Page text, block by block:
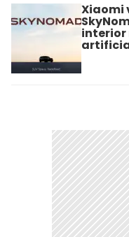
Xiaomi
interior